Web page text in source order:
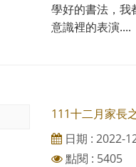
學好的書法，我
意識裡的表演....
111十二月家長
日期 : 2022-
點閱 : 5405